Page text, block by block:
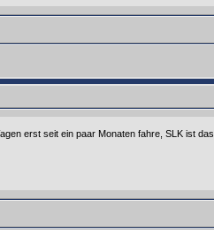
erst seit ein paar Monaten fahre, SLK ist das